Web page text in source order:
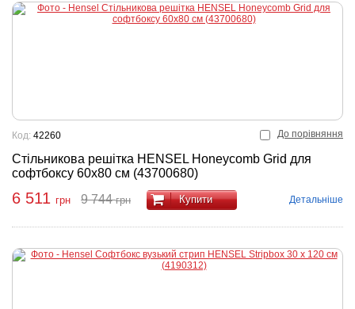
До порівняння
Стільникова решітка HENSEL Honeycomb Grid для
софтбоксу 60x80 см (43700680)
Код: 42260
6 511 грн 9 744грн Купити Детальніше